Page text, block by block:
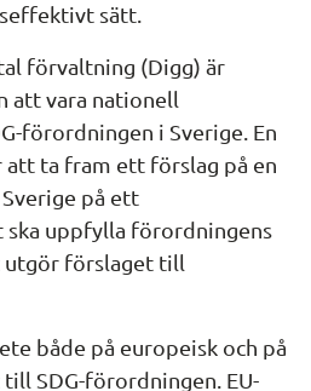
sätt.
förvaltning (Digg) är
att vara nationell
förordningen i Sverige. En
ta fram ett förslag på en
på ett
uppfylla förordningens
utgör förslaget till
både på europeisk och på
SDG-förordningen. EU-